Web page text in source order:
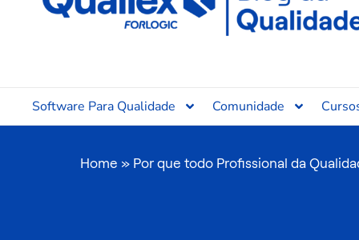
Software Para Qualidade Comunidade
Home » Por que todo Profissional da